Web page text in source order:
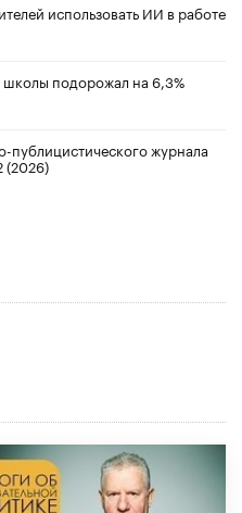
использовать ИИ в работе
подорожал на 6,3%
публицистического журнала
(2026)